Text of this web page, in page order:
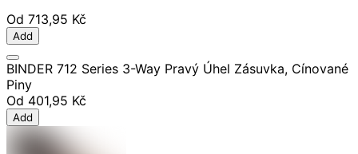
Od 713,95 Kč
Add
BINDER 712 Series 3-Way Pravý Úhel Zásuvka, Cínované
Piny
Od 401,95 Kč
Add